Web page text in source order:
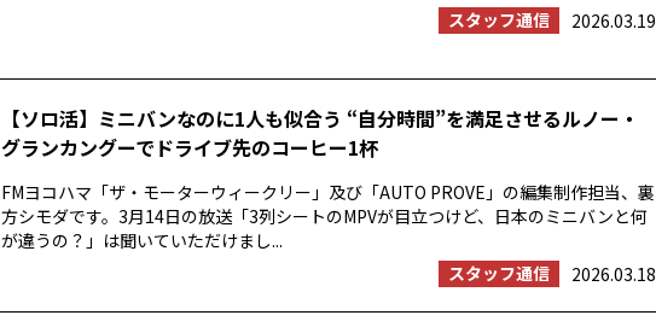
スタッフ通信
2026.03.19
【ソロ活】ミニバンなのに1人も似合う “自分時間”を満足させるルノー・
グランカングーでドライブ先のコーヒー1杯
FMヨコハマ「ザ・モーターウィークリー」及び「AUTO PROVE」の編集制作担当、裏
方シモダです。3月14日の放送「3列シートのMPVが目立つけど、日本のミニバンと何
が違うの？」は聞いていただけまし...
スタッフ通信
2026.03.18